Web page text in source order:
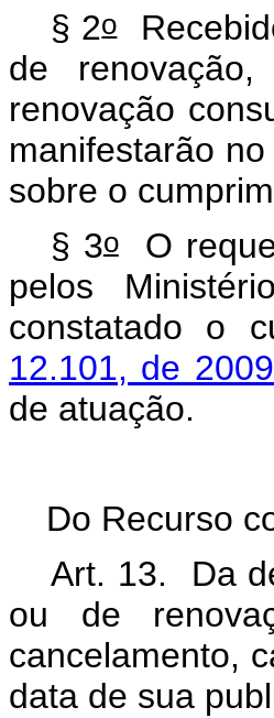
§ 2o
de
renovação
manifestarão
sobre o
§ 3oO
pelos
constatado o
12.101, de 2009
de atuação.
Do Recurso
Art. 13. Da
ou de
cancelamento,
data de sua